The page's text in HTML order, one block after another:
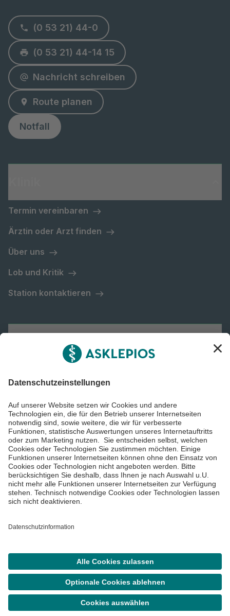
Menü
SucheTermin
(0 53 21) 44-0
(0 53 21) 44-14 15
Nachricht schreiben
Route planen
Notfall
Termin vereinbaren
Ärztin oder Arzt finden
Über uns
Lob und Kritik
Station kontaktieren
Asklepios Gruppe
Impressum
©Asklepios Kliniken GmbH & Co. KGaA 2026